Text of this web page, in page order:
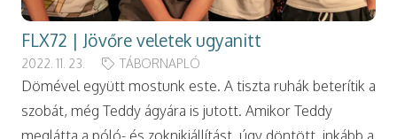
FLX72 | Jövőre veletek ugyanitt
2022. 11. 23. TÁBORNAPLÓ
Dömével együtt mostunk este. A tiszta ruhák beterítik a
szobát, még Teddy ágyára is jutott. Amikor Teddy